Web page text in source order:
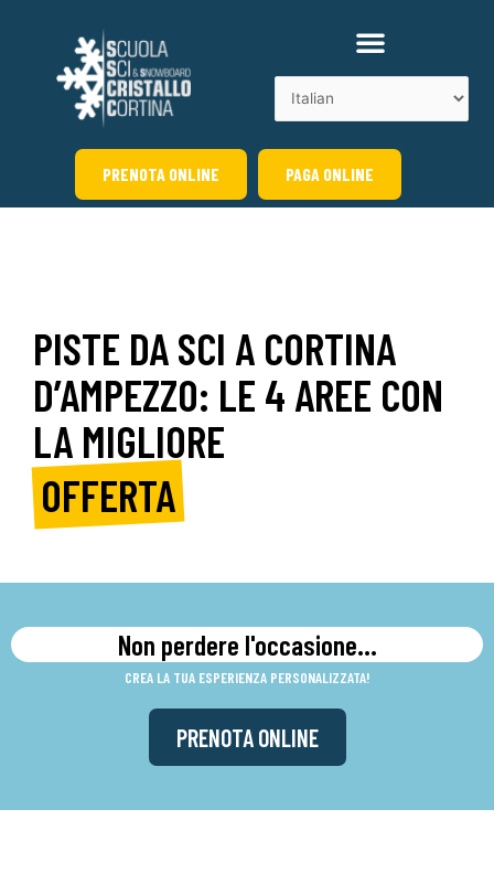
PRENOTA ONLINE PAGA ONLINE
PISTE DA SCI A CORTINA
D’AMPEZZO: LE 4 AREE CON
LA MIGLIORE
OFFERTA
Non perdere l'occasione...
CREA LA TUA ESPERIENZA PERSONALIZZATA!
PRENOTA ONLINE